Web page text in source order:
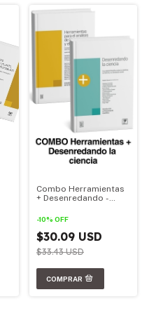
Combo Herramientas
+ Desenredando -
-10% OFF
$30.09 USD
$33.43 USD